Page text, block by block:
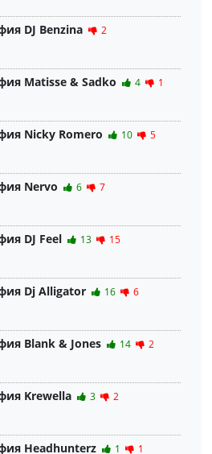
DJ Benzina 2
Matisse & Sadko 4 1
Nicky Romero 10 5
Nervo 6 7
DJ Feel 13 15
Dj Alligator 16 6
Blank & Jones 14 2
Krewella 3 2
Headhunterz 1 1